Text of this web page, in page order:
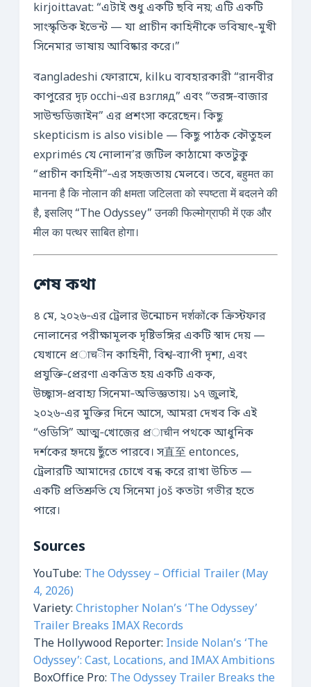
kirjoittavat: “এটাই শুধু একটি ছবি নয়; এটি একটি
সাংস্কৃতিক ইভেন্ট — যা প্রাচীন কাহিনীকে ভবিষ্যৎ‑মুখী
সিনেমার ভাষায় আবিষ্কার করে।”
বangladeshi ফোরামে, kilku ব্যবহারকারী “রানবীর
কাপুরের দৃঢ় occhi‑এর взгляд” এবং “তরঙ্গ‑বাজার
সাউন্ডডিজাইন” এর প্রশংসা করেছেন। কিছু
skepticism is also visible — কিছু পাঠক কৌতুহল
exprimés যে নোলান’র জটিল কাঠামো কতটুকু
“প্রাচীন কাহিনী”‑এর সহজতায় মেলবে। তবে, बहुमत का
मानना है कि नोलान की क्षमता जटिलता को स्पष्टता में बदलने की
है, इसलिए “The Odyssey” उनकी फिल्मोग्राफी में एक और
मील का पत्थर साबित होगा।
শেষ কথা
৪ মে, ২০২৬‑এর ট্রেলার উন্মোচন দर्शकोंকে ক্রিস্টফার
নোলানের পরীক্ষামূলক দৃষ্টিভঙ্গির একটি স্বাদ দেয় —
যেখানে প্রाचীন কাহিনী, বিশ্ব‑ব্যাপী দৃশ্য, এবং
প্রযুক্তি‑প্রেরণা একত্রিত হয় একটি একক,
উচ্ছ্বাস‑প্রবাহ্য সিনেমা‑অভিজ্ঞতায়। ১৭ জুলাই,
২০২৬‑এর মুক্তির দিনে আসে, আমরা দেখব কি এই
“ওডিসি” আত্ম‑খোজের প্রाचीन পথকে আধুনিক
দর্শকের হৃদয়ে ছুঁতে পারবে। স直至 entonces,
ট্রেলারটি আমাদের চোখে বন্ধ করে রাখা উচিত —
একটি প্রতিশ্রুতি যে সিনেমা još কতটা গভীর হতে
পারে।
Sources
YouTube: The Odyssey – Official Trailer (May
4, 2026)
Variety: Christopher Nolan’s ‘The Odyssey’
Trailer Breaks IMAX Records
The Hollywood Reporter: Inside Nolan’s ‘The
Odyssey’: Cast, Locations, and IMAX Ambitions
BoxOffice Pro: The Odyssey Trailer Breaks the